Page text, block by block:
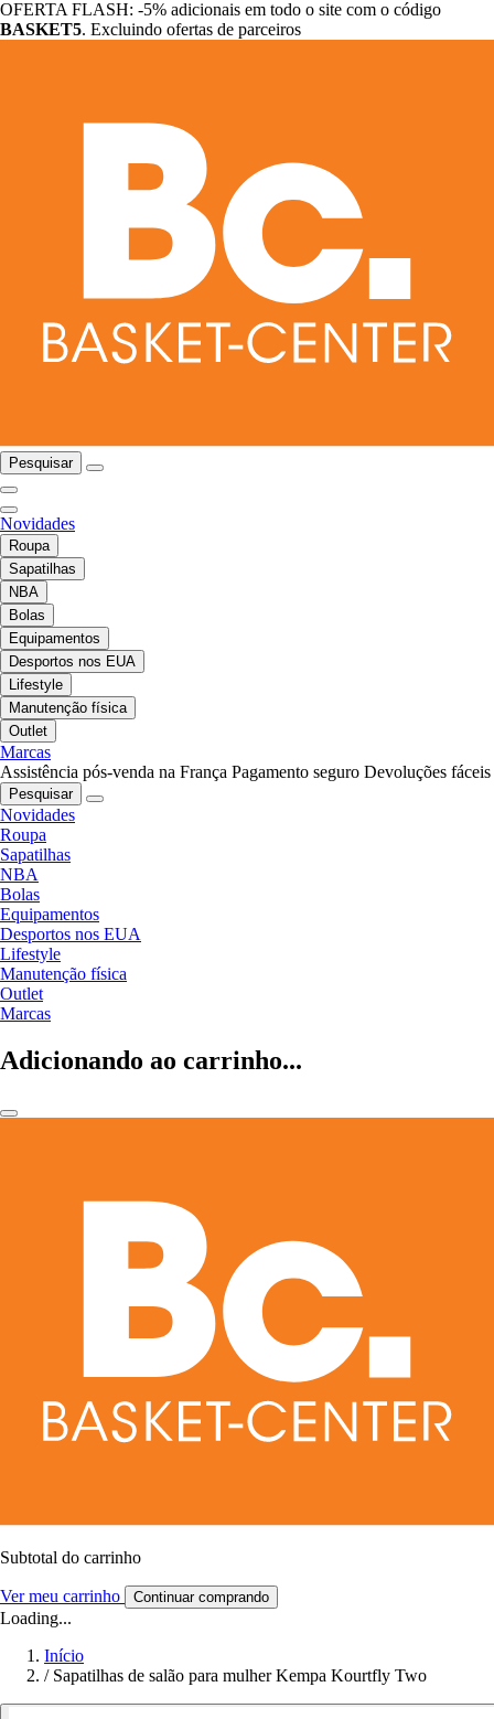
OFERTA FLASH: -5% adicionais em todo o site com o código
BASKET5. Excluindo ofertas de parceiros
Pesquisar
Novidades
Roupa
Sapatilhas
NBA
Bolas
Equipamentos
Desportos nos EUA
Lifestyle
Manutenção física
Outlet
Marcas
Assistência pós-venda na França Pagamento seguro Devoluções fáceis
Pesquisar
Novidades
Roupa
Sapatilhas
NBA
Bolas
Equipamentos
Desportos nos EUA
Lifestyle
Manutenção física
Outlet
Marcas
Adicionando ao carrinho...
Subtotal do carrinho
Ver meu carrinho Continuar comprando
Loading...
Início
/ Sapatilhas de salão para mulher Kempa Kourtfly Two